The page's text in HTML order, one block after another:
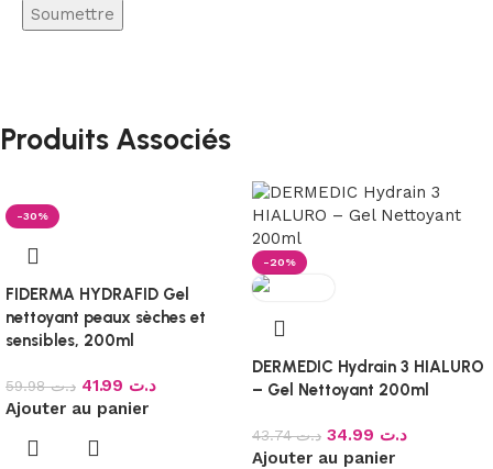
Produits Associés
-30%
FIDERMA HYDRAFID Gel
nettoyant peaux sèches et
sensibles, 200ml
د.ت59.98 د.ت
Ajouter au panier
-20%
DERMEDIC Hydrain 3 HIALURO
– Gel Nettoyant 200ml
د.ت43.74 د.ت
Ajouter au panier